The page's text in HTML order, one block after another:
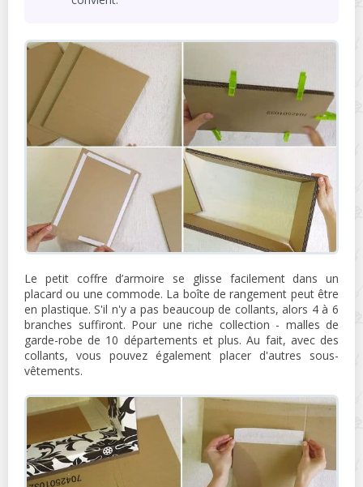
Le petit coffre d’armoire se glisse facilement dans un
placard ou une commode. La boîte de rangement peut être
en plastique. S'il n'y a pas beaucoup de collants, alors 4 à 6
branches suffiront. Pour une riche collection - malles de
garde-robe de 10 départements et plus. Au fait, avec des
collants, vous pouvez également placer d'autres sous-
vêtements.